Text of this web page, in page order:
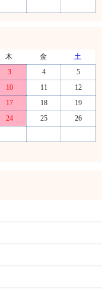
木 金
土
3 4
5
10 11
12
17 18
19
24 25
26